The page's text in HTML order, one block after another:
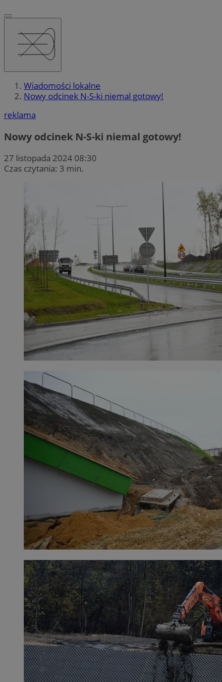
Wiadomości lokalne
Nowy odcinek N-S-ki niemal gotowy!
reklama
Nowy odcinek N-S-ki niemal gotowy!
27 listopada 2024 08:30
Czas czytania: 3 min.